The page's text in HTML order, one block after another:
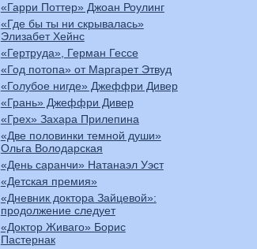
«Гарри Поттер» Джоан Роулинг
«Где бы ты ни скрывалась»
Элизабет Хейнс
«Гертруда», Герман Гессе
«Год потопа» от Маргарет Этвуд
«Голубое нигде» Джеффри Дивер
«Грань» Джеффри Дивер
«Грех» Захара Прилепина
«Две половинки темной души»
Ольга Володарская
«День саранчи» Натанаэл Уэст
«Детская премия»
«Дневник доктора Зайцевой»:
продолжение следует
«Доктор Живаго» Борис
Пастернак